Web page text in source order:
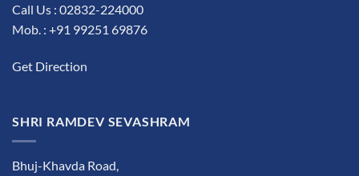
Call Us : 02832-224000
Mob. : +91 99251 69876
Get Direction
SHRI RAMDEV SEVASHRAM
Bhuj-Khavda Road,